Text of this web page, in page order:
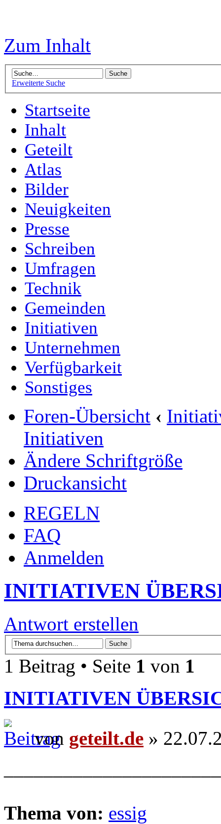
Zum Inhalt
Erweiterte Suche
Startseite
Inhalt
Geteilt
Atlas
Bilder
Neuigkeiten
Presse
Schreiben
Umfragen
Technik
Gemeinden
Initiativen
Unternehmen
Verfügbarkeit
Sonstiges
Foren-Übersicht ‹
Initiativen
Ändere Schriftgröße
Druckansicht
REGELN
FAQ
Anmelden
INITIATIVEN
Antwort erstellen
1 Beitrag • Seite 1 von 1
INITIATIVEN
von geteilt.de »
Thema von: essig